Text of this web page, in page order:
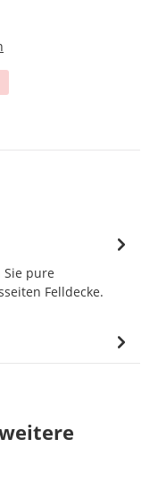
Sie pure
Felldecke.